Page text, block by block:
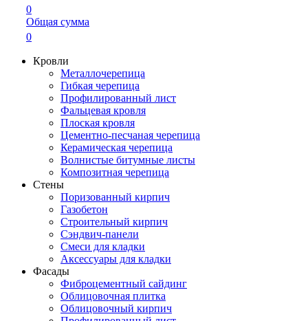
0
Общая сумма
0
Кровли
Металлочерепица
Гибкая черепица
Профилированный лист
Фальцевая кровля
Плоская кровля
Цементно-песчаная черепица
Керамическая черепица
Волнистые битумные листы
Композитная черепица
Стены
Поризованный кирпич
Газобетон
Строительный кирпич
Сэндвич-панели
Смеси для кладки
Аксессуары для кладки
Фасады
Фиброцементный сайдинг
Облицовочная плитка
Облицовочный кирпич